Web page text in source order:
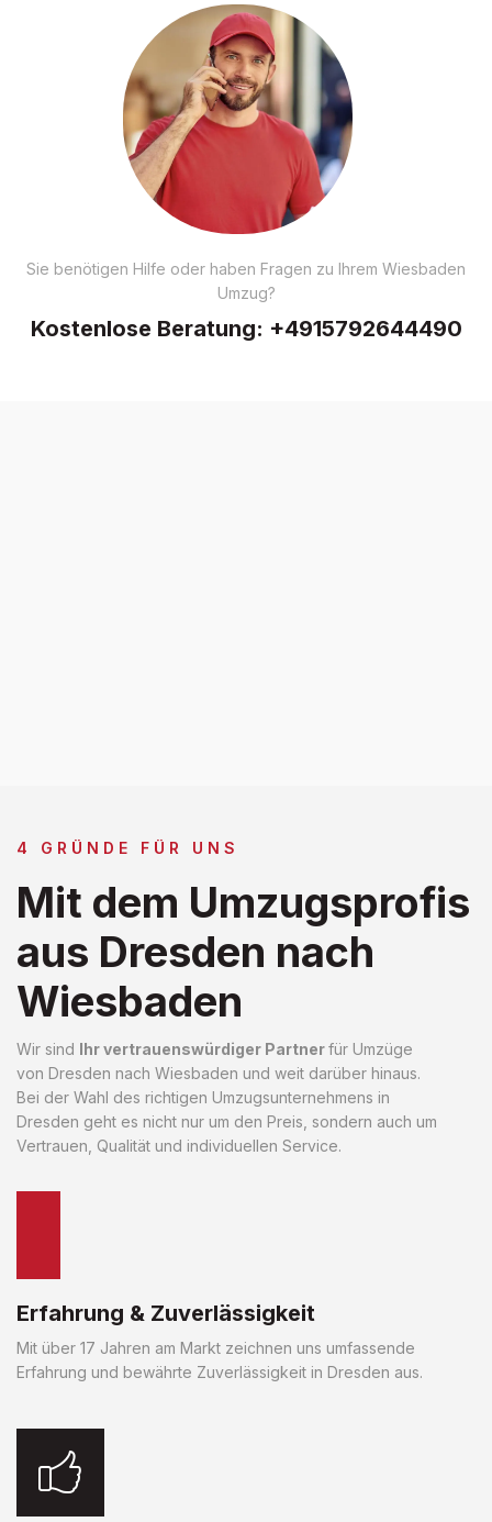
Sie benötigen Hilfe oder haben Fragen zu Ihrem Wiesbaden
Umzug?
Kostenlose Beratung: +4915792644490
4 GRÜNDE FÜR UNS
Mit dem Umzugsprofis
aus Dresden nach
Wiesbaden
Wir sind Ihr vertrauenswürdiger Partnerfür Umzüge
von Dresden nach Wiesbaden und weit darüber hinaus.
Bei der Wahl des richtigen Umzugsunternehmens in
Dresden geht es nicht nur um den Preis, sondern auch um
Vertrauen, Qualität und individuellen Service.
Erfahrung & Zuverlässigkeit
Mit über 17 Jahren am Markt zeichnen uns umfassende
Erfahrung und bewährte Zuverlässigkeit in Dresden aus.